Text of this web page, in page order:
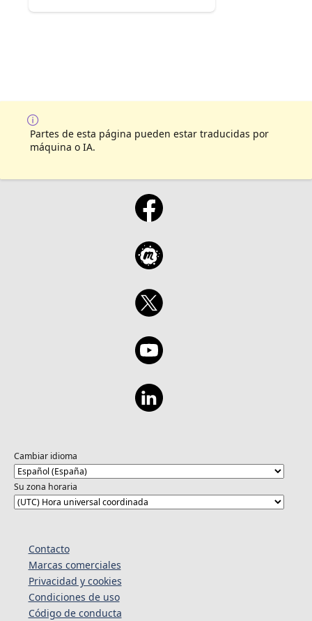
Partes de esta página pueden estar traducidas por
máquina o IA.
Cambiar idioma
Su zona horaria
Contacto
Marcas comerciales
Privacidad y cookies
Condiciones de uso
Código de conducta